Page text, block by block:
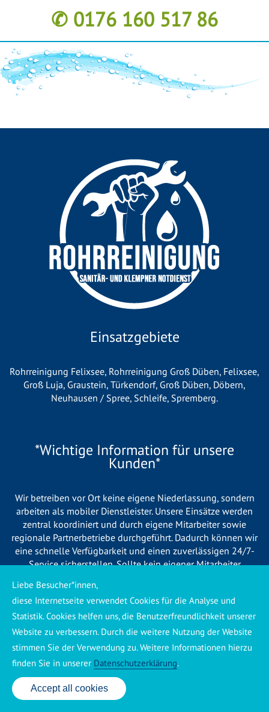
✆ 0176 160 517 86
Einsatzgebiete
Rohrreinigung Felixsee, Rohrreinigung Groß Düben, Felixsee,
Groß Luja, Graustein, Türkendorf, Groß Düben, Döbern,
Neuhausen / Spree, Schleife, Spremberg.
*Wichtige Information für unsere
Kunden*
Wir betreiben vor Ort keine eigene Niederlassung, sondern
arbeiten als mobiler Dienstleister. Unsere Einsätze werden
zentral koordiniert und durch eigene Mitarbeiter sowie
regionale Partnerbetriebe durchgeführt. Dadurch können wir
eine schnelle Verfügbarkeit und einen zuverlässigen 24/7-
Service sicherstellen. Sollte kein eigener Mitarbeiter
Ihrer Region den Auftrag. Alle eingesetzten Betriebe sind
verpflichtet, Sie vor Beginn der Arbeiten transparent über die
voraussichtlichen Kosten zu informieren und ortsübliche
Preise zu berechnen.
24 Std. Service: ✆ 0176 160 517 86
Accept all cookies
Liebe Besucher*innen,
diese Internetseite verwendet Cookies für die Analyse und
Statistik. Cookies helfen uns, die Benutzerfreundlichkeit unserer
Website zu verbessern. Durch die weitere Nutzung der Website
stimmen Sie der Verwendung zu. Weitere Informationen hierzu
finden Sie in unserer Datenschutzerklärung.